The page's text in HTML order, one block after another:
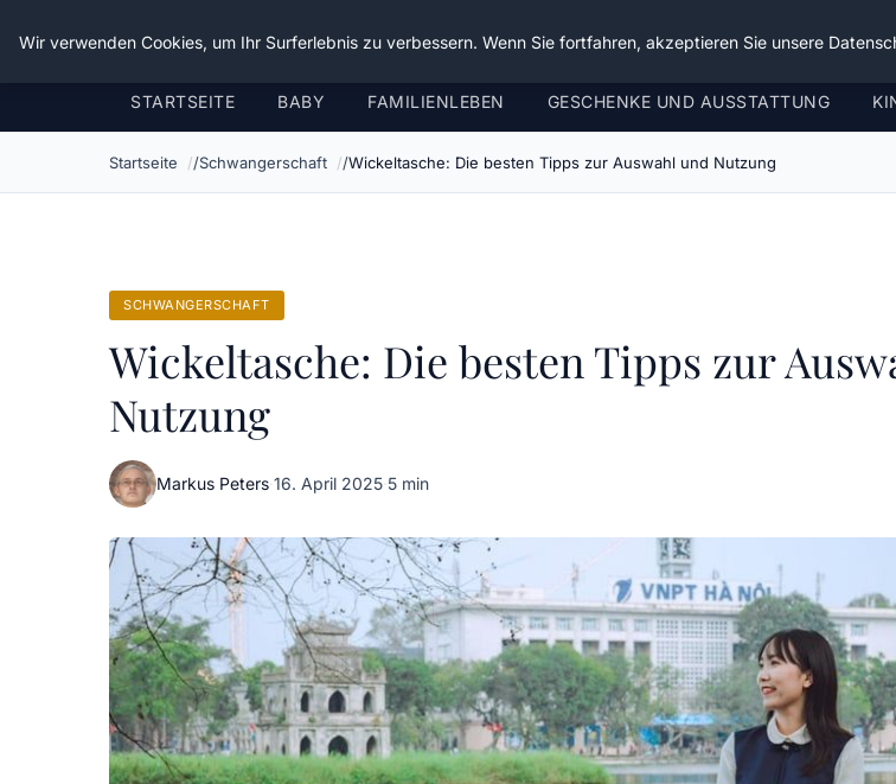
Verflixt-und-aufgetrennt.de
STARTSEITE BABY FAMILIENLEBEN GESCHENKE UND AUSSTATTUNG
Startseite Schwangerschaft Wickeltasche: Die besten Tipps zur Auswahl und Nutzung
SCHWANGERSCHAFT
Wickeltasche: Die besten Tipps zur
Nutzung
Markus Peters·16. April 2025·5 min
Wir verwenden Cookies, um Ihr Surferlebnis zu verbessern. Wenn Sie fortfahren, akzeptieren Sie unsere